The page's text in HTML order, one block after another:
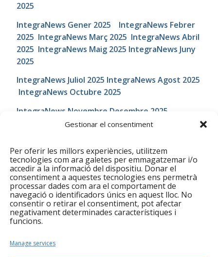
Gestionar el consentiment
Per oferir les millors experiències, utilitzem
tecnologies com ara galetes per emmagatzemar i/o
accedir a la informació del dispositiu. Donar el
consentiment a aquestes tecnologies ens permetrà
processar dades com ara el comportament de
navegació o identificadors únics en aquest lloc. No
consentir o retirar el consentiment, pot afectar
negativament determinades característiques i
funcions.
Manage services
2025
IntegraNews Gener 2025
IntegraNews Febrer
2025 IntegraNews Març 2025 IntegraNews Abril
2025 IntegraNews Maig 2025 IntegraNews Juny
2025
IntegraNews Juliol 2025 IntegraNews Agost 2025
IntegraNews Octubre 2025
IntegraNews Novembre Desembre 2025
IntegraNews 36: Gener de 2024 IntegraNews 37:
Març 2024IntegraNews 38: Abril 2024
IntegraNews 39: Maig 2024;Juny 2024 Juliol 2024
42. IntegraNews Setembre 2024IntegraNews
Octubre 2024
HEMEROTECA